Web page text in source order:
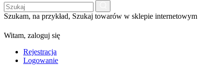
Szukam, na przykład, Szukaj towarów w sklepie internetowym
Witam, zaloguj się
Rejestracja
Logowanie